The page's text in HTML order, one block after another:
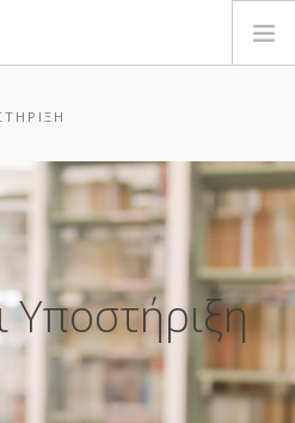
Υποστήριξη